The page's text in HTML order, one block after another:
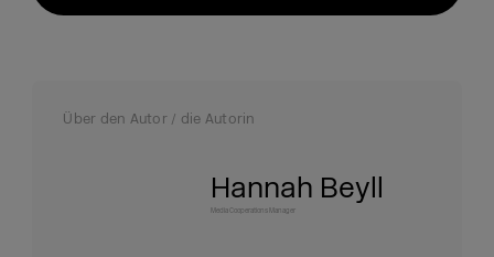
Über den Autor / die Autorin
Hannah Beyll
Media Cooperations Manager